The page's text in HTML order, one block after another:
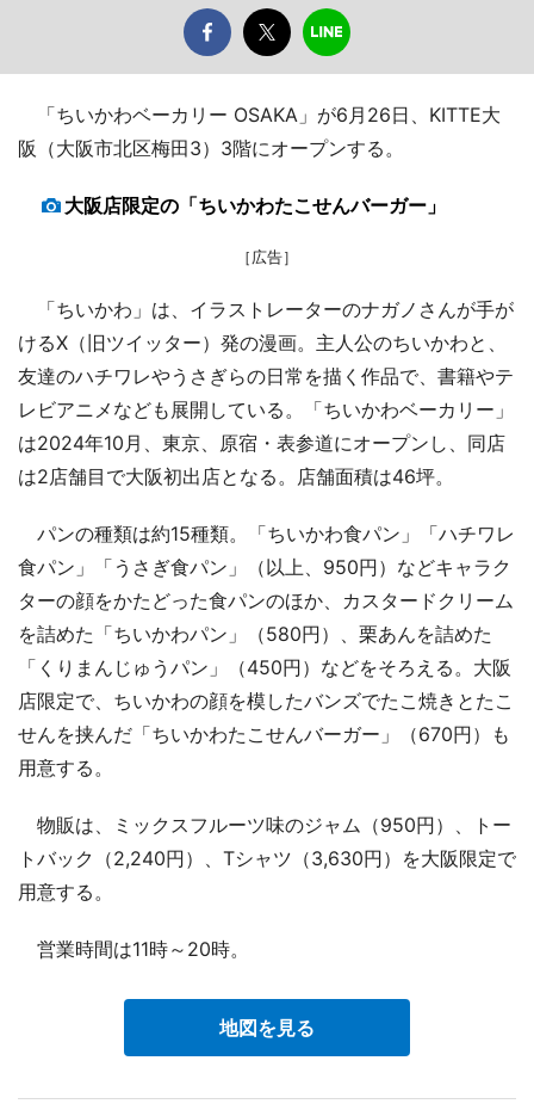
「ちいかわベーカリー OSAKA」が6月26日、KITTE大
阪（大阪市北区梅田3）3階にオープンする。
大阪店限定の「ちいかわたこせんバーガー」
［広告］
「ちいかわ」は、イラストレーターのナガノさんが手が
けるX（旧ツイッター）発の漫画。主人公のちいかわと、
友達のハチワレやうさぎらの日常を描く作品で、書籍やテ
レビアニメなども展開している。「ちいかわベーカリー」
は2024年10月、東京、原宿・表参道にオープンし、同店
は2店舗目で大阪初出店となる。店舗面積は46坪。
パンの種類は約15種類。「ちいかわ食パン」「ハチワレ
食パン」「うさぎ食パン」（以上、950円）などキャラク
ターの顔をかたどった食パンのほか、カスタードクリーム
を詰めた「ちいかわパン」（580円）、栗あんを詰めた
「くりまんじゅうパン」（450円）などをそろえる。大阪
店限定で、ちいかわの顔を模したバンズでたこ焼きとたこ
せんを挟んだ「ちいかわたこせんバーガー」（670円）も
用意する。
物販は、ミックスフルーツ味のジャム（950円）、トー
トバック（2,240円）、Tシャツ（3,630円）を大阪限定で
用意する。
営業時間は11時～20時。
地図を見る